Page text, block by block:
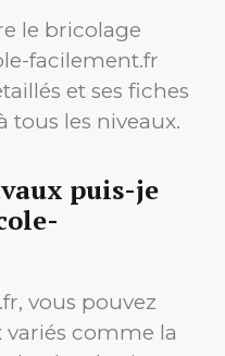
le bricolage
facilement.fr
et ses fiches
tous les niveaux.
puis-je
vous pouvez
comme la